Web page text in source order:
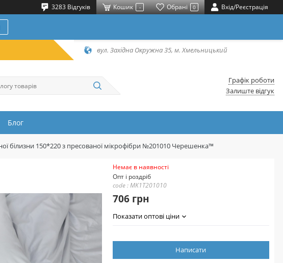
3283 Відгуків Кошик - Обрані 0 Вхід/Реєстрація
вул. Західна Окружна 35, м. Хмельницький
Графік роботи
Залиште відгук
Блог
білизни 150*220 з пресованої мікрофібри №201010 Черешенка™
Немає в наявності
Опт і роздріб
code : MK1T201010
706 грн
Показати оптові ціни
Написати